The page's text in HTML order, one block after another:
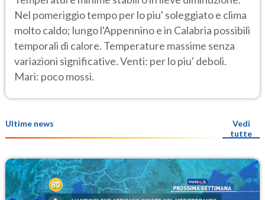
Nel pomeriggio tempo per lo piu' soleggiato e clima
molto caldo; lungo l'Appennino e in Calabria possibili
temporali di calore. Temperature massime senza
variazioni significative. Venti: per lo piu' deboli.
Mari: poco mossi.
Ultime news
Vedi
tutte